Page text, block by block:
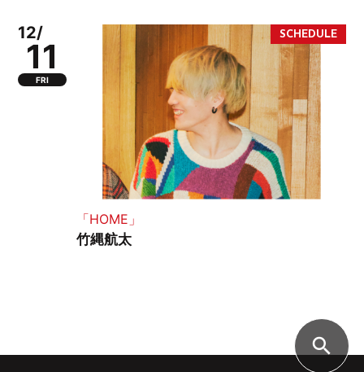
12/
11
FRI
「HOME」
竹縄航太
search